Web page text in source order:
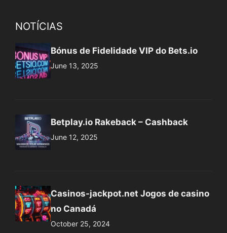
NOTÍCIAS
Bónus de Fidelidade VIP do Bets.io
June 13, 2025
Betplay.io Rakeback – Cashback
June 12, 2025
Casinos-jackpot.net Jogos de casino
no Canadá
October 25, 2024